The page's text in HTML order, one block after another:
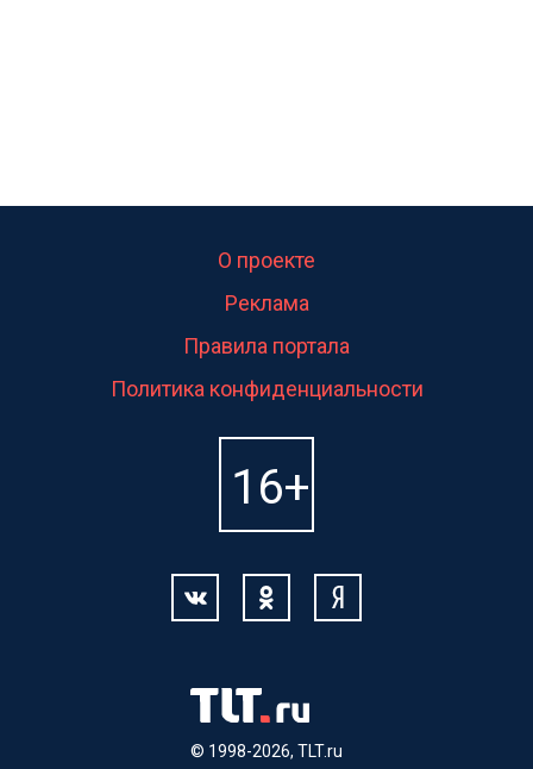
© 1998-2026, TLT.ru
О проекте
Реклама
Правила портала
Политика конфиденциальности